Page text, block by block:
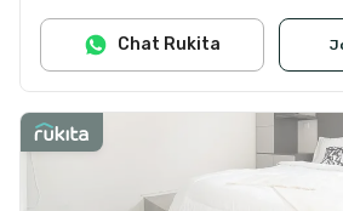
Chat Rukita